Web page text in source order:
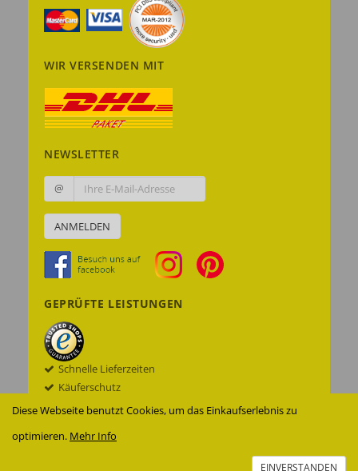
Diese Webseite benutzt Cookies, um das Einkaufserlebnis zu
optimieren. Mehr Info
EINVERSTANDEN
WIR VERSENDEN MIT
NEWSLETTER
@
ANMELDEN
GEPRÜFTE LEISTUNGEN
Schnelle Lieferzeiten
Käuferschutz
Datenschutz
Verschlüsselung